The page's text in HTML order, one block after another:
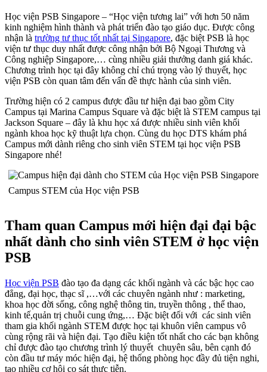
Học viện PSB Singapore – “Học viện tương lai” với hơn 50 năm
kinh nghiệm hình thành và phát triển đào tạo giáo dục. Được công
nhận là trường tư thục tốt nhất tại Singapore, đặc biệt PSB là học
viện tư thục duy nhất được công nhận bởi Bộ Ngoại Thương và
Công nghiệp Singapore,… cùng nhiều giải thưởng danh giá khác.
Chương trình học tại đây không chỉ chú trọng vào lý thuyết, học
viện PSB còn quan tâm đến vấn đề thực hành của sinh viên.
Trường hiện có 2 campus được đầu tư hiện đại bao gồm City
Campus tại Marina Campus Square và đặc biệt là STEM campus tại
Jackson Square – đây là khu học xá được nhiều sinh viên khối
ngành khoa học kỹ thuật lựa chọn. Cùng du học DTS khám phá
Campus mới dành riêng cho sinh viên STEM tại học viện PSB
Singapore nhé!
Campus STEM của Học viện PSB
Tham quan Campus mới hiện đại đại bậc
nhất dành cho sinh viên STEM ở học viện
PSB
Học viện PSB đào tạo đa dạng các khối ngành và các bậc học cao
đẳng, đại học, thạc sĩ ,…với các chuyên ngành như : marketing,
khoa học đời sống, công nghệ thông tin, truyền thông , thể thao,
kinh tế,quản trị chuỗi cung ứng,… Đặc biệt đối với các sinh viên
tham gia khối ngành STEM được học tại khuôn viên campus vô
cùng rộng rãi và hiện đại. Tạo điều kiện tốt nhất cho các bạn không
chỉ được đào tạo chương trình lý thuyết chuyên sâu, bên cạnh đó
còn đầu tư máy móc hiện đại, hệ thống phòng học đầy đủ tiện nghi,
tạo nhiều cơ hội cọ sát thực tiễn.